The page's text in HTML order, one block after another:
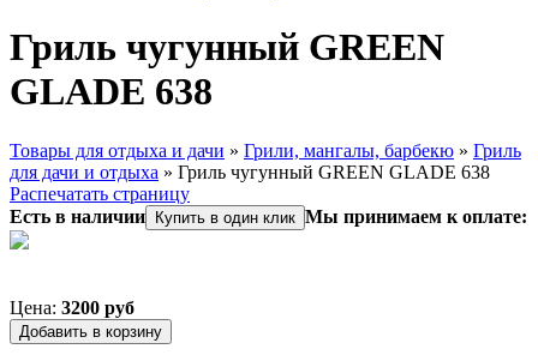
Гриль чугунный GREEN
GLADE 638
Вы здесь
Товары для отдыха и дачи » Грили, мангалы, барбекю » Гриль
для дачи и отдыха » Гриль чугунный GREEN GLADE 638
Распечатать страницу
Есть в наличии Купить в один клик Мы принимаем к оплате:
Цена: 3200 руб